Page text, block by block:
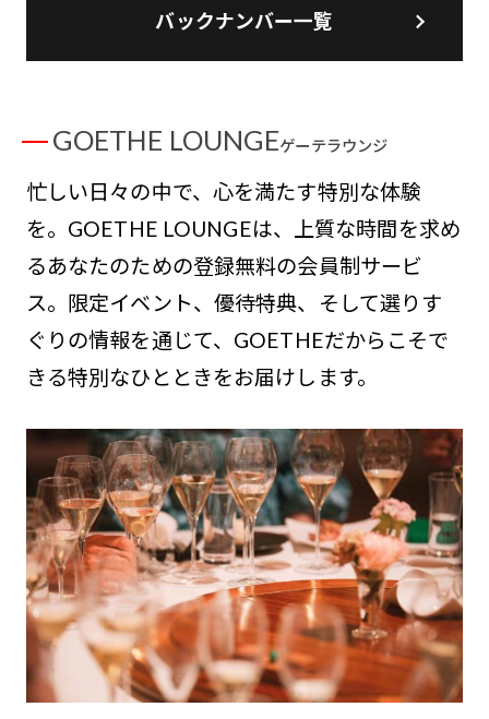
バックナンバー一覧
GOETHE LOUNGEゲーテラウンジ
忙しい日々の中で、心を満たす特別な体験
を。GOETHE LOUNGEは、上質な時間を求め
るあなたのための登録無料の会員制サービ
ス。限定イベント、優待特典、そして選りす
ぐりの情報を通じて、GOETHEだからこそで
きる特別なひとときをお届けします。